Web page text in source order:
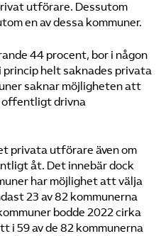
utförare. Dessutom
en av dessa kommuner.
44 procent, bor i någon
princip helt saknades privata
saknar möjligheten att
offentligt drivna
privata utförare även om
åt. Det innebär dock
har möjlighet att välja
23 av 82 kommunerna
bodde 2022 cirka
i 59 av de 82 kommunerna